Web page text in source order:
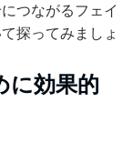
つながるフェイ
探ってみましょ
に効果的